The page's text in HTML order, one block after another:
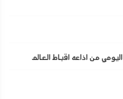
من اذاعه اقباط العالم